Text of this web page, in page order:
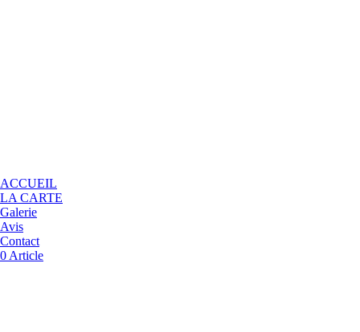
ACCUEIL
LA CARTE
Galerie
Avis
Contact
0 Article